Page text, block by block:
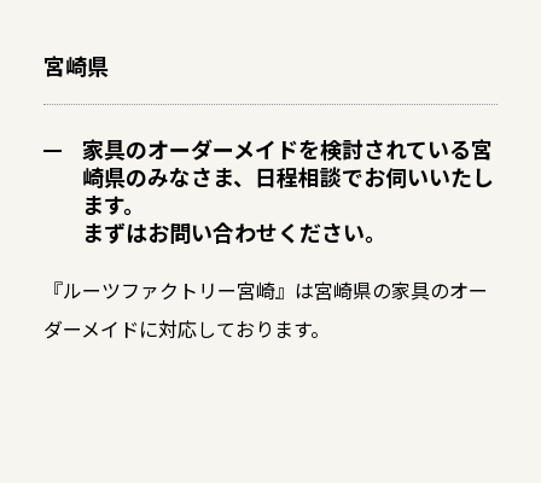
宮崎県
家具のオーダーメイドを検討されている宮
崎県のみなさま、日程相談でお伺いいたし
ます。
まずはお問い合わせください。
『ルーツファクトリー宮崎』は宮崎県の家具のオー
ダーメイドに対応しております。